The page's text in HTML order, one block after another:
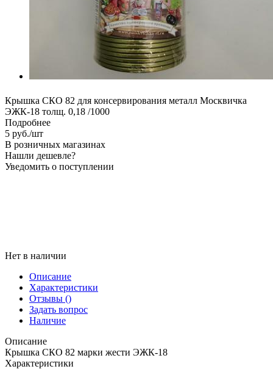
Крышка СКО 82 для консервирования металл Москвичка
ЭЖК-18 толщ. 0,18 /1000
Подробнее
5 руб./шт
В розничных магазинах
Нашли дешевле?
Уведомить о поступлении
Нет в наличии
Описание
Характеристики
Отзывы ()
Задать вопрос
Наличие
Описание
Крышка СКО 82 марки жести ЭЖК-18
Характеристики